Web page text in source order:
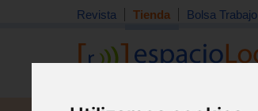
Revista Tienda Bolsa Trabajo